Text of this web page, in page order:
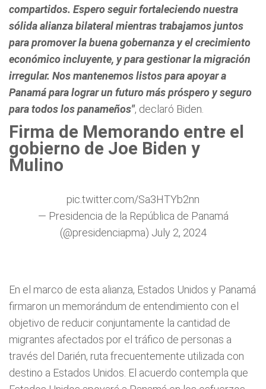
compartidos. Espero seguir fortaleciendo nuestra
sólida alianza bilateral mientras trabajamos juntos
para promover la buena gobernanza y el crecimiento
económico incluyente, y para gestionar la migración
irregular. Nos mantenemos listos para apoyar a
Panamá para lograr un futuro más próspero y seguro
para todos los panameños", declaró Biden.
Firma de Memorando entre el
gobierno de Joe Biden y
Mulino
pic.twitter.com/Sa3HTYb2nn
— Presidencia de la República de Panamá
(@presidenciapma) July 2, 2024
En el marco de esta alianza, Estados Unidos y Panamá
firmaron un memorándum de entendimiento con el
objetivo de reducir conjuntamente la cantidad de
migrantes afectados por el tráfico de personas a
través del Darién, ruta frecuentemente utilizada con
destino a Estados Unidos. El acuerdo contempla que